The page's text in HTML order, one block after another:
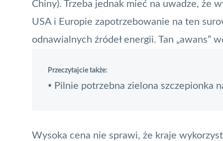
Chiny). Trzeba jednak mieć na uwadze, że
USA i Europie zapotrzebowanie na ten
odnawialnych źródeł energii. Tan
Przeczytajcie także:
• Pilnie potrzebna zielona szczepionka
Wysoka cena nie sprawi, że kraje